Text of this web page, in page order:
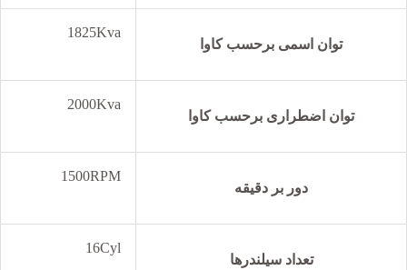
توان اسمی برحسب کاوا
1825Kva
توان اضطراری برحسب کاوا
2000Kva
دور بر دقیقه
1500RPM
تعداد سیلندرها
16Cyl